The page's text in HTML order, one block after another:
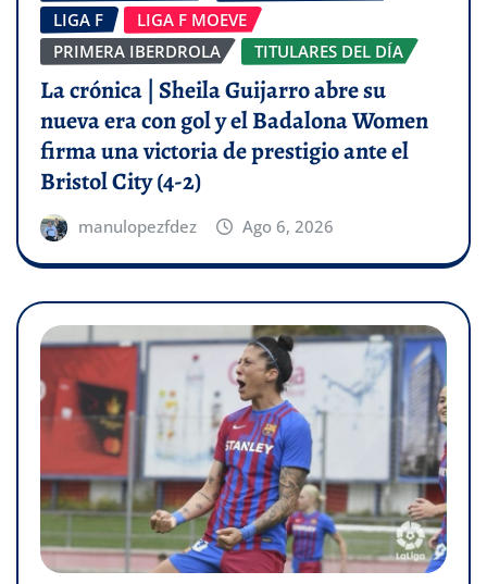
LIGA F
LIGA F MOEVE
PRIMERA IBERDROLA
TITULARES DEL DÍA
La crónica | Sheila Guijarro abre su
nueva era con gol y el Badalona Women
firma una victoria de prestigio ante el
Bristol City (4-2)
manulopezfdez Ago 6, 2026